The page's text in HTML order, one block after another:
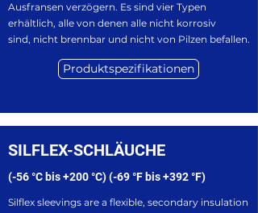
Ausfransen verzögern. Es sind vier Typen
erhältlich, alle von denen alle nicht korrosiv
sind, nicht brennbar und nicht von Pilzen befallen.
Produktspezifikationen
SILFLEX-SCHLÄUCHE
(-56 °C bis +200 °C) (-69 °F bis +392 °F)
Silflex sleevings are a flexible, secondary insulation